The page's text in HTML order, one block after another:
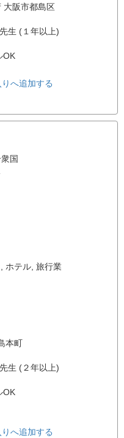
阪市都島区
生 (１年以上)
OK
へ追加する
国
ホテル 旅行業
本町
生 (２年以上)
OK
へ追加する